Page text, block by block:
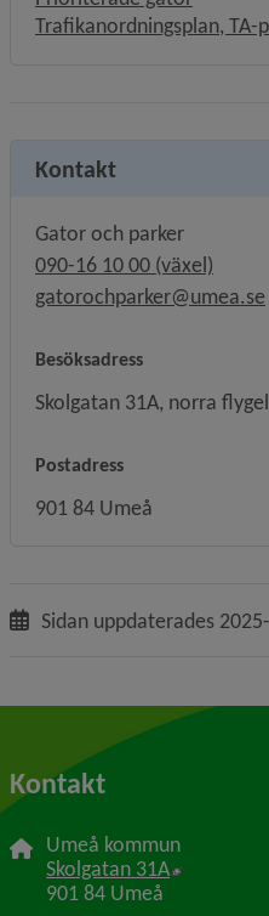
Trafikanordningsplan, TA-
Kontakt
Gator och parker
090-16 10 00 (växel)
gatorochparker@umea.se
Besöksadress
Skolgatan 31A, norra
Postadress
901 84 Umeå
Sidan uppdaterades
Kontakt
Umeå kommun
Skolgatan 31A Länk till
901 84 Umeå